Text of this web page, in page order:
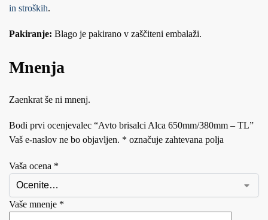
in stroških.
Pakiranje: Blago je pakirano v zaščiteni embalaži.
Mnenja
Zaenkrat še ni mnenj.
Bodi prvi ocenjevalec “Avto brisalci Alca 650mm/380mm – TL”
Vaš e-naslov ne bo objavljen. * označuje zahtevana polja
Vaša ocena *
Vaše mnenje *